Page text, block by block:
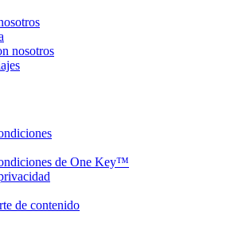
nosotros
de One Key™
de contenido